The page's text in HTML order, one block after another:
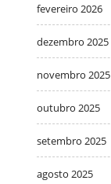
fevereiro 2026
dezembro 2025
novembro 2025
outubro 2025
setembro 2025
agosto 2025